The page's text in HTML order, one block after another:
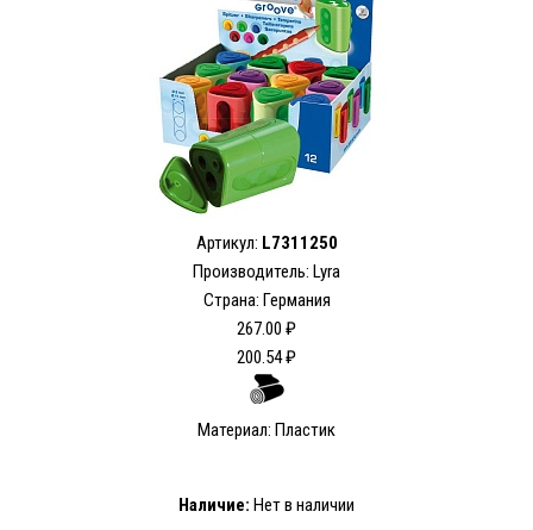
Артикул: L7311250
Производитель: Lyra
Страна: Германия
267.00 ₽
200.54 ₽
Материал: Пластик
Наличие: Нет в наличии